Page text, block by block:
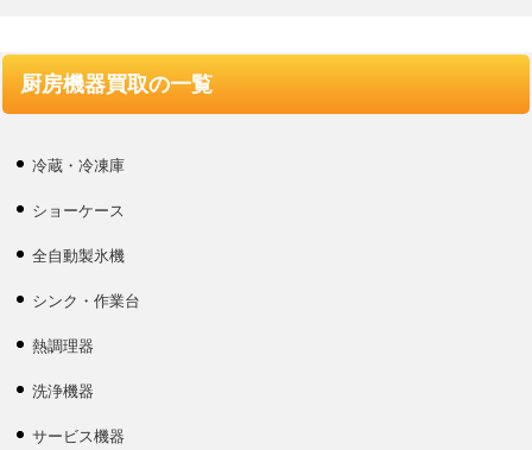
厨房機器買取の一覧
冷蔵・冷凍庫
ショーケース
全自動製氷機
シンク・作業台
熱調理器
洗浄機器
サービス機器